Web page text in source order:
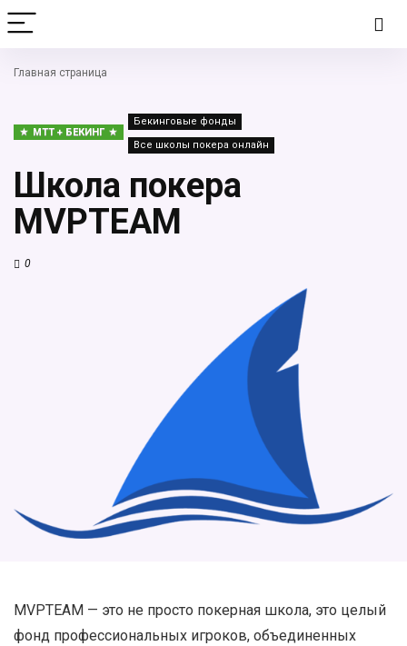
Главная страница
MTT + БЕКИНГ
Бекинговые фонды
Все школы покера онлайн
Школа покера
MVPTEAM
0
MVPTEAM — это не просто покерная школа, это целый
фонд профессиональных игроков, объединенных